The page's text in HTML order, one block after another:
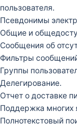
пользователя.
Псевдонимы
Общие и
Сообщения об
Фильтры
Группы
Делегирование.
Отчет о доставке
Поддержка многих
Полнотекстовый